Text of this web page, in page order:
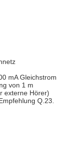
mA Gleichstrom
von 1 m
externe Hörer)
Q.23.